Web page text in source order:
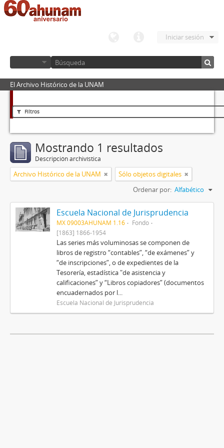
Iniciar sesión
El Archivo Histórico de la UNAM
Filtros
Mostrando 1 resultados
Descripción archivística
Archivo Histórico de la UNAM
Sólo objetos digitales
Ordenar por: Alfabético
Escuela Nacional de Jurisprudencia
MX 09003AHUNAM 1.16
Fondo
[1863] 1866-1954
Las series más voluminosas se componen de
libros de registro “contables”, “de exámenes” y
“de inscripciones”, o de expedientes de la
Tesorería, estadística "de asistencia y
calificaciones” y “Libros copiadores” (documentos
encuadernados por l...
Escuela Nacional de Jurisprudencia